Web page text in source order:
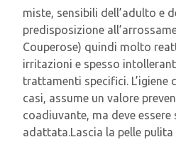
miste, sensibili dell’adulto e
predisposizione
Couperose) quindi molto
irritazioni e spesso
trattamenti specifici.
casi, assume un valore
coadiuvante, ma deve essere
adattata.Lascia la pelle pulita